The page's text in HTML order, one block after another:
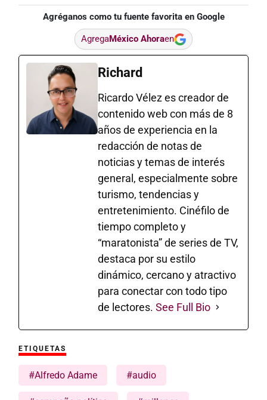
Agréganos como tu fuente favorita en Google
AgregaMéxico Ahoraen
Richard
Ricardo Vélez es creador de
contenido web con más de 8
años de experiencia en la
redacción de notas de
noticias y temas de interés
general, especialmente sobre
turismo, tendencias y
entretenimiento. Cinéfilo de
tiempo completo y
“maratonista” de series de TV,
destaca por su estilo
dinámico, cercano y atractivo
para conectar con todo tipo
de lectores. See Full Bio
ETIQUETAS
#Alfredo Adame #audio